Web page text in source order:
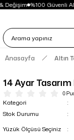
Değişim %100 Güvenli
Anasayfa Altın
14 Ayar
0
Kategori
Stok Durumu
Yüzük Ölçüsü Seçiniz